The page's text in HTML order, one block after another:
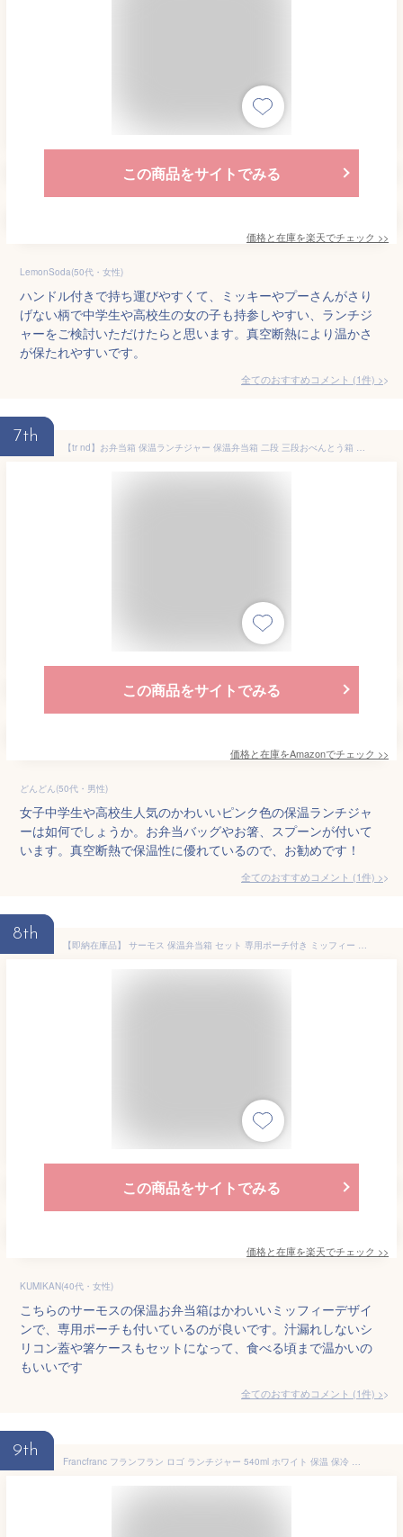
この商品をサイトでみる
価格と在庫を楽天でチェック >>
LemonSoda(50代・女性)
ハンドル付きで持ち運びやすくて、ミッキーやプーさんがさり
げない柄で中学生や高校生の女の子も持参しやすい、ランチジ
ャーをご検討いただけたらと思います。真空断熱により温かさ
が保たれやすいです。
全てのおすすめコメント (1件) >
7th
【tr nd】お弁当箱 保温ランチジャー 保温弁当箱 二段 三段おべんとう箱 弁当バッグ付き お箸とスプーン付き 真空断熱 こども 大人 女性 男性兼用 通勤 通学 アウトドア用 保温袋食器を送る (ピンク,1800ml)
この商品をサイトでみる
価格と在庫をAmazonでチェック >>
どんどん(50代・男性)
女子中学生や高校生人気のかわいいピンク色の保温ランチジャ
ーは如何でしょうか。お弁当バッグやお箸、スプーンが付いて
います。真空断熱で保温性に優れているので、お勧めです！
全てのおすすめコメント (1件) >
8th
【即納在庫品】 サーモス 保温弁当箱 セット 専用ポーチ付き ミッフィー グリーン DBQ-256B LTG
この商品をサイトでみる
価格と在庫を楽天でチェック >>
KUMIKAN(40代・女性)
こちらのサーモスの保温お弁当箱はかわいいミッフィーデザイ
ンで、専用ポーチも付いているのが良いです。汁漏れしないシ
リコン蓋や箸ケースもセットになって、食べる頃まで温かいの
もいいです
全てのおすすめコメント (1件) >
9th
Francfranc フランフラン ロゴ ランチジャー 540ml ホワイト 保温 保冷 弁当箱 丼型 ハンドル付き ランチボックス